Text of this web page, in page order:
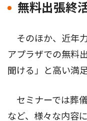
無料出張終
そのほか、近年
アプラザでの無料
聞ける」と高い満
セミナーでは葬
など、様々な内容